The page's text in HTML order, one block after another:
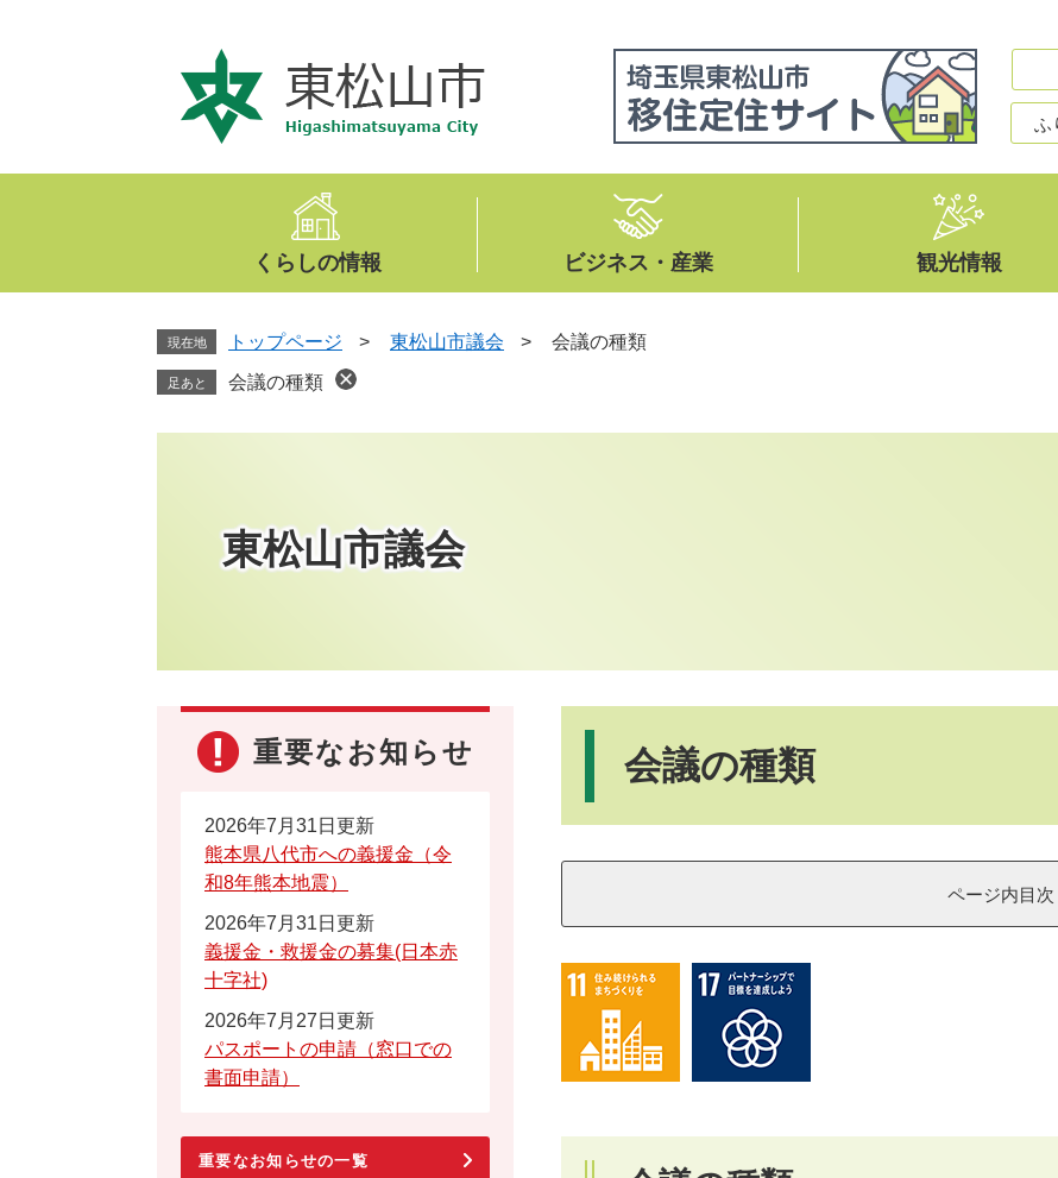
文
ふ
くらしの情報 ビジネス・産業 観光情報
現在地 トップページ > 東松山市議会 > 会議の種類
足あと 会議の種類
東松山市議会
会議の種類
ページ内目次
重要なお知らせ
2026年7月31日更新
熊本県八代市への義援金（令
和8年熊本地震）
2026年7月31日更新
義援金・救援金の募集(日本赤
十字社)
2026年7月27日更新
パスポートの申請（窓口での
書面申請）
重要なお知らせの一覧